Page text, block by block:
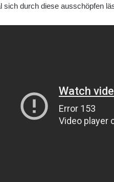
sich durch diese ausschöpfen